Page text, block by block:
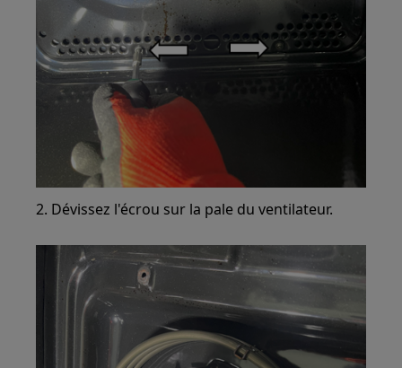
2. Dévissez l'écrou sur la pale du ventilateur.